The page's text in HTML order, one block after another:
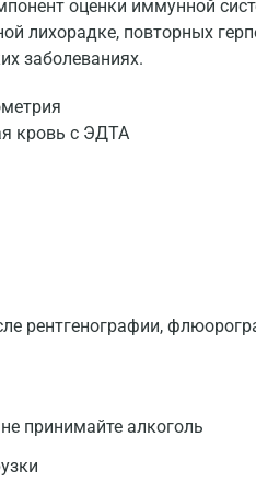
оценки иммунной
лихорадке, повторных
заболеваниях.
кровь с ЭДТА
рентгенографии,
принимайте алкоголь